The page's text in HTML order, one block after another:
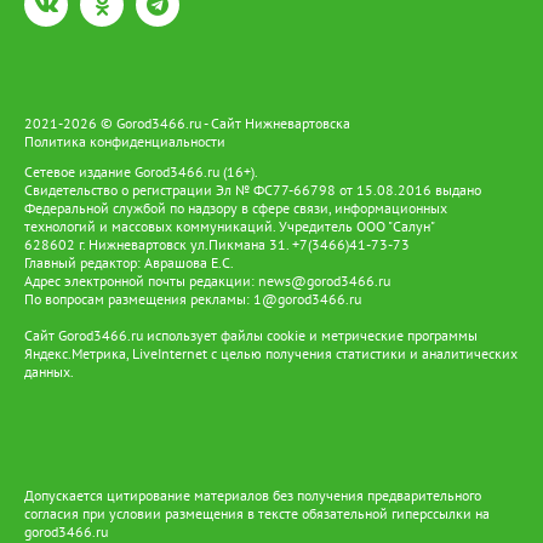
2021-2026 © Gorod3466.ru - Сайт Нижневартовска
Политика конфиденциальности
Сетевое издание Gorod3466.ru (16+).
Свидетельство о регистрации Эл № ФС77-66798 от 15.08.2016 выдано
Федеральной службой по надзору в сфере связи, информационных
технологий и массовых коммуникаций. Учредитель ООО "Салун"
628602 г. Нижневартовск ул.Пикмана 31. +7(3466)41-73-73
Главный редактор: Аврашова Е.С.
Адрес электронной почты редакции: news@gorod3466.ru
По вопросам размещения рекламы: 1@gorod3466.ru
Сайт Gorod3466.ru использует файлы cookie и метрические программы
Яндекс.Метрика, LiveInternet с целью получения статистики и аналитических
данных.
Допускается цитирование материалов без получения предварительного
согласия при условии размещения в тексте обязательной гиперссылки на
gorod3466.ru